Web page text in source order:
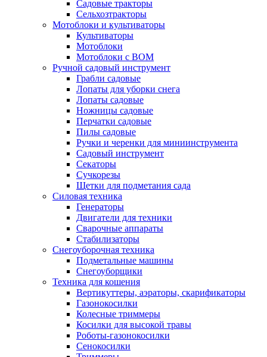
Садовые тракторы
Сельхозтракторы
Мотоблоки и культиваторы
Культиваторы
Мотоблоки
Мотоблоки с ВОМ
Ручной садовый инструмент
Грабли садовые
Лопаты для уборки снега
Лопаты садовые
Ножницы садовые
Перчатки садовые
Пилы садовые
Ручки и черенки для миниинструмента
Садовый инструмент
Секаторы
Сучкорезы
Щетки для подметания сада
Силовая техника
Генераторы
Двигатели для техники
Сварочные аппараты
Стабилизаторы
Снегоуборочная техника
Подметальные машины
Снегоуборщики
Техника для кошения
Вертикуттеры, аэраторы, скарификаторы
Газонокосилки
Колесные триммеры
Косилки для высокой травы
Роботы-газонокосилки
Сенокосилки